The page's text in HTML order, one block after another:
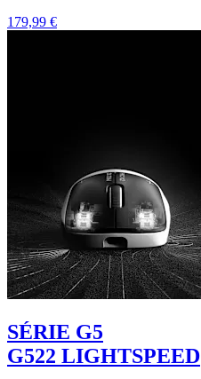
179,99 €
SÉRIE G5
G522 LIGHTSPEED